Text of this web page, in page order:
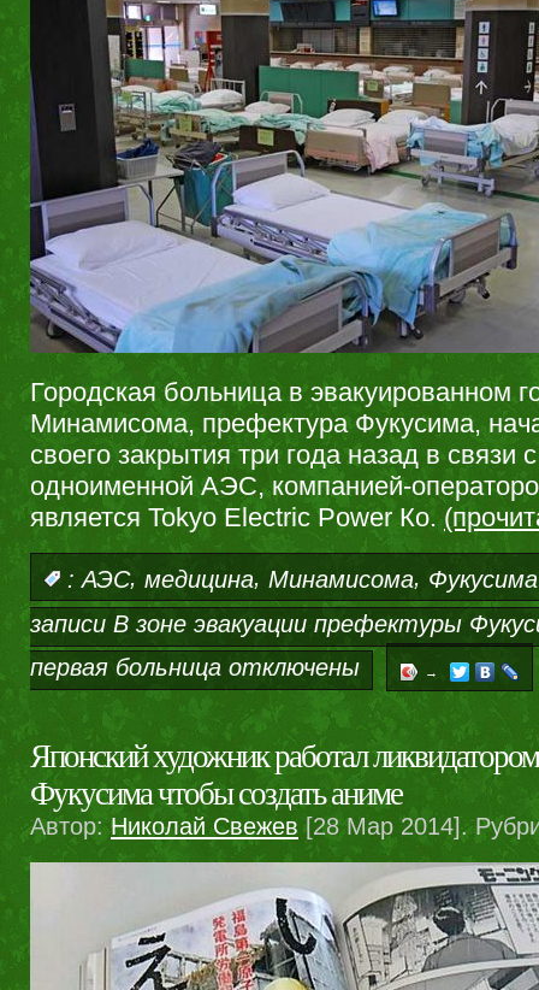
Городская больница в эвакуированном
Минамисома, префектура Фукусима,
своего закрытия три года назад в связи
одноименной АЭС, компанией-
является Tokyo Electric Power Ко.
: АЭС, медицина, Минамисома, Фукусима
записи В зоне эвакуации префектуры
первая больница отключены →
Японский художник работал
Фукусима чтобы создать аниме
Автор:Николай Свежев [28 Мар 2014].